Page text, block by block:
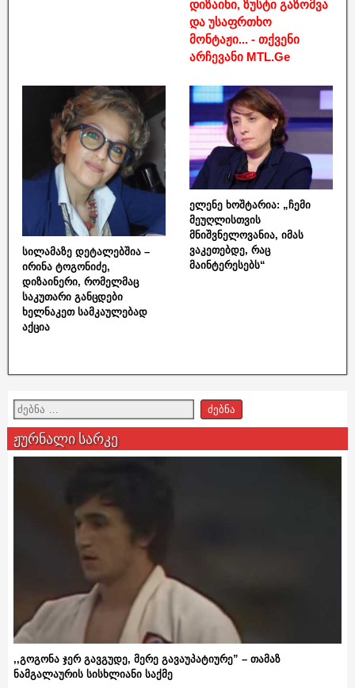
დიზაინი, ზუსტი გაზომვა
და უსაფრთხო
მონტაჟი... - თქვენი
არჩევანი MTL.Ge
სილამაზე დეტალებშია –
ირინა ტოგონიძე,
დიზაინერი, რომელმაც
საკუთარი განცდები
ხელნაკეთ სამკაულებად
აქცია
ელენე ხოშტარია: „ჩემი
მეუღლისთვის
მნიშვნელოვანია, იმას
ვაკეთებდე, რაც
მაინტერესებს“
ჟურნალი სარკე
,,გოგონა ჯერ გავგუდე, მერე გავაუპატიურე” – თამაზ
ნამგალაურის სისხლიანი საქმე